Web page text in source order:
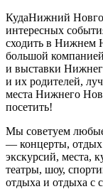
КудаНижний
интересных
сходить в Нижнем
большой
и выставки
и их родителей,
места Нижнего
посетить!
Мы советуем
— концерты, отдых
экскурсий, места,
театры, шоу,
отдыха и отдыха с